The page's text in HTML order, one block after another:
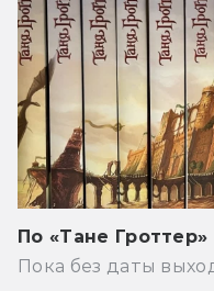
По «Тане
Пока без даты